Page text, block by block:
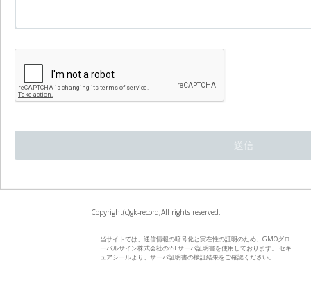
Copyright(c)gk-record,All rights reserved.
当サイトでは、通信情報の暗号化と実在性の証明のため、GMOグロ
ーバルサイン株式会社のSSLサーバ証明書を使用しております。 セキ
ュアシールより、サーバ証明書の検証結果をご確認ください。